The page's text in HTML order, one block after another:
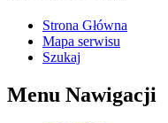
Strona Główna
Mapa serwisu
Szukaj
Menu Nawigacji